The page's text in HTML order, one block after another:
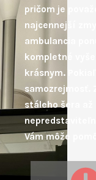
pričom je
najcennejší
ambulancia
kompletné
krásnym.
samozrejmosť.
stáleho šera až
Vám môže